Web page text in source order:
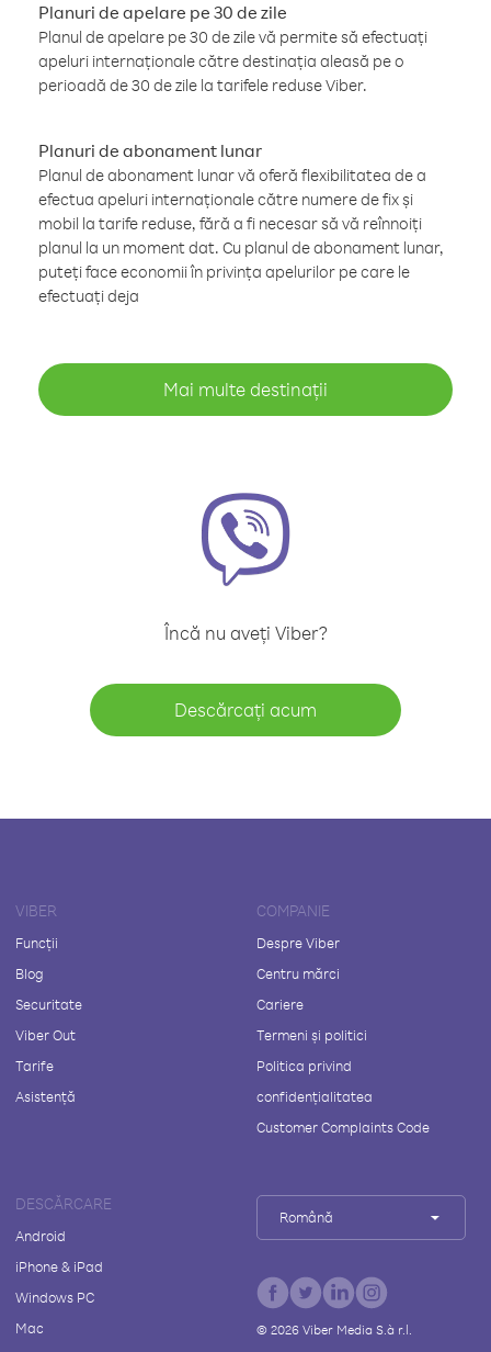
Planuri de apelare pe 30 de zile
Planul de apelare pe 30 de zile vă permite să efectuați
apeluri internaționale către destinația aleasă pe o
perioadă de 30 de zile la tarifele reduse Viber.
Planuri de abonament lunar
Planul de abonament lunar vă oferă flexibilitatea de a
efectua apeluri internaționale către numere de fix și
mobil la tarife reduse, fără a fi necesar să vă reînnoiți
planul la un moment dat. Cu planul de abonament lunar,
puteți face economii în privința apelurilor pe care le
efectuați deja
Mai multe destinații
Încă nu aveți Viber?
Descărcați acum
VIBER
Funcții
Blog
Securitate
Viber Out
Tarife
Asistență
COMPANIE
Despre Viber
Centru mărci
Cariere
Termeni și politici
Politica privind
confidențialitatea
Customer Complaints Code
DESCĂRCARE
Android
iPhone & iPad
Windows PC
Mac
Română
© 2026Viber Media S.à r.l.